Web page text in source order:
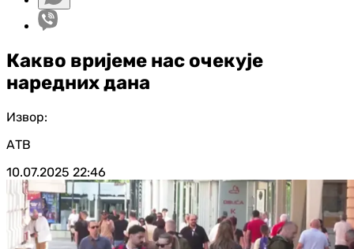
Какво вријеме нас очекује
наредних дана
Извор:
АТВ
10.07.2025 22:46